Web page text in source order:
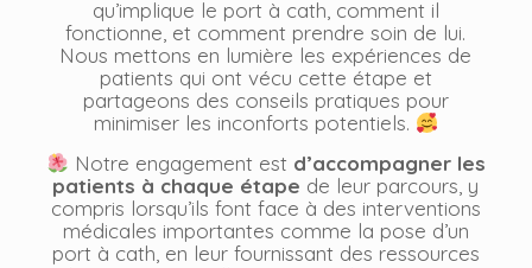
qu’implique le port à cath, comment il
fonctionne, et comment prendre soin de lui.
Nous mettons en lumière les expériences de
patients qui ont vécu cette étape et
partageons des conseils pratiques pour
minimiser les inconforts potentiels.
Notre engagement est d’accompagner les
patients à chaque étape de leur parcours, y
compris lorsqu’ils font face à des interventions
médicales importantes comme la pose d’un
port à cath, en leur fournissant des ressources